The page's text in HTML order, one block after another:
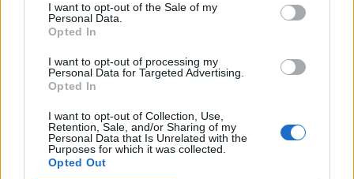
I want to opt-out of the Sale of my
Personal Data.
Opted In
I want to opt-out of processing my
Personal Data for Targeted Advertising.
Opted In
I want to opt-out of Collection, Use,
Retention, Sale, and/or Sharing of my
Personal Data that Is Unrelated with the
Purposes for which it was collected.
Opted Out
Allerdings tät ich eine Absage in erster Linie komplett
nachvollziehen und in zweiter Linie auch ehrlich
respektieren können!
Es lies mir nur einfach keine Ruhe bevor die Wochen
antreten in denen ich nicht allzuviel on sein werde...
euer Don
25 März 2014